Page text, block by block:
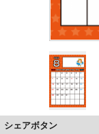
シェアボタン